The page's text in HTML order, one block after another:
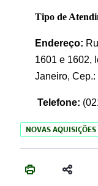
Tipo de
Endereço:
1601 e 1602,
Janeiro,
Telefone:
NOVAS AQUISIÇÕES